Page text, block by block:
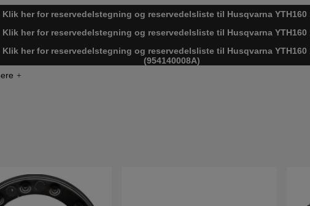
Klik her for reservedelstegning og reservedelsliste til Husqvarna YTH160
Klik her for reservedelstegning og reservedelsliste til Husqvarna YTH160
Klik her for reservedelstegning og reservedelsliste til Husqvarna YTH160
(954140008A)
Klik her for reservedelstegning og reservedelsliste til Husqvarna YTH160